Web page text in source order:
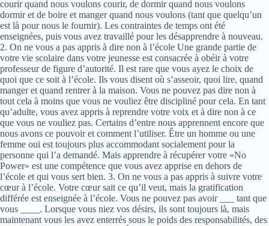
courir quand nous voulons courir, de dormir quand nous voulons
dormir et de boire et manger quand nous voulons (tant que quelqu’un
est là pour nous le fournir). Les contraintes de temps ont été
enseignées, puis vous avez travaillé pour les désapprendre à nouveau.
2. On ne vous a pas appris à dire non à l’école Une grande partie de
votre vie scolaire dans votre jeunesse est consacrée à obéir à votre
professeur de figure d’autorité. Il est rare que vous ayez le choix de
quoi que ce soit à l’école. Ils vous disent où s’asseoir, quoi lire, quand
manger et quand rentrer à la maison. Vous ne pouvez pas dire non à
tout cela à moins que vous ne vouliez être discipliné pour cela. En tant
qu’adulte, vous avez appris à reprendre votre voix et à dire non à ce
que vous ne vouliez pas. Certains d’entre nous apprennent encore que
nous avons ce pouvoir et comment l’utiliser. Être un homme ou une
femme oui est toujours plus accommodant socialement pour la
personne qui l’a demandé. Mais apprendre à récupérer votre «No
Power» est une compétence que vous avez apprise en dehors de
l’école et qui vous sert bien. 3. On ne vous a pas appris à suivre votre
cœur à l’école. Votre cœur sait ce qu’il veut, mais la gratification
différée est enseignée à l’école. Vous ne pouvez pas avoir ___ tant que
vous ____. Lorsque vous niez vos désirs, ils sont toujours là, mais
maintenant vous les avez enterrés sous le poids des responsabilités, des